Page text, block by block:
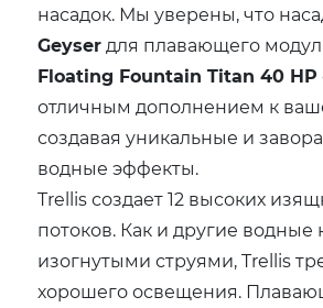
насадок. Мы уверены, что
Geyser для плавающего
Floating Fountain Titan 40 HP
отличным дополнением к
создавая уникальные и
водные эффекты.
Trellis создает 12 высоких
потоков. Как и другие водные
изогнутыми струями, Trellis
хорошего освещения.